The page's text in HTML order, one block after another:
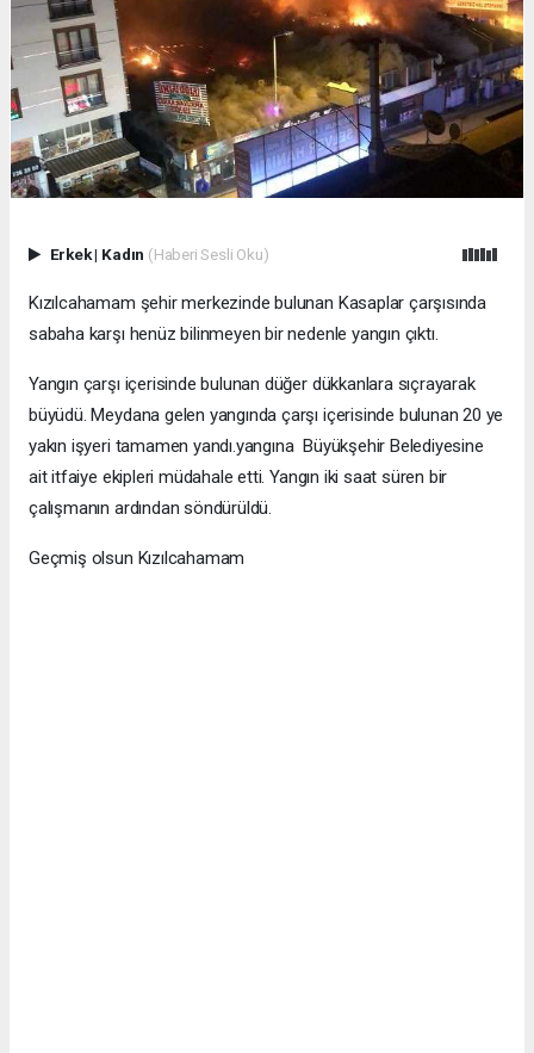
Erkek| Kadın (Haberi Sesli Oku)
Kızılcahamam şehir merkezinde bulunan Kasaplar çarşısında
sabaha karşı henüz bilinmeyen bir nedenle yangın çıktı.
Yangın çarşı içerisinde bulunan düğer dükkanlara sıçrayarak
büyüdü. Meydana gelen yangında çarşı içerisinde bulunan 20 ye
yakın işyeri tamamen yandı.yangına Büyükşehir Belediyesine
ait itfaiye ekipleri müdahale etti. Yangın iki saat süren bir
çalışmanın ardından söndürüldü.
Geçmiş olsun Kızılcahamam